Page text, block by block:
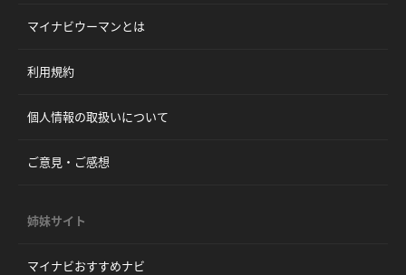
マイナビウーマンとは
利用規約
個人情報の取扱いについて
ご意見・ご感想
姉妹サイト
マイナビおすすめナビ